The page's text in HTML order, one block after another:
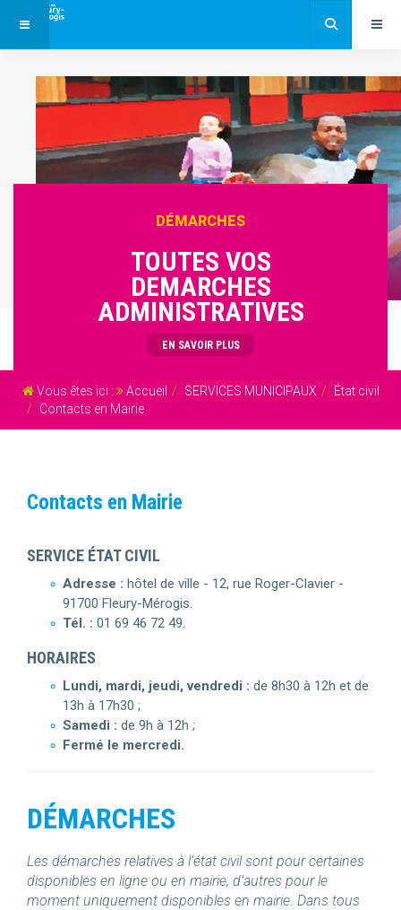
DÉMARCHES
TOUTES VOS
DEMARCHES
ADMINISTRATIVES
EN SAVOIR PLUS
Vous êtes ici : Accueil SERVICES MUNICIPAUX
État civil
Contacts en Mairie
Contacts en Mairie
SERVICE ÉTAT CIVIL
Adresse : hôtel de ville - 12, rue Roger-Clavier -
91700 Fleury-Mérogis.
Tél. : 01 69 46 72 49.
HORAIRES
Lundi, mardi, jeudi, vendredi : de 8h30 à 12h et de
13h à 17h30 ;
Samedi : de 9h à 12h ;
Fermé le mercredi.
DÉMARCHES
Les démarches relatives à l’état civil sont pour certaines
disponibles en ligne ou en mairie, d’autres pour le
moment uniquement disponibles en mairie. Dans tous